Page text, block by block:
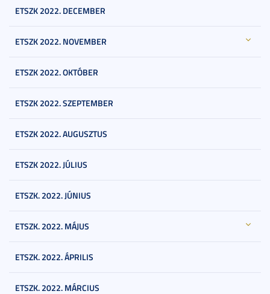
ETSZK 2022. DECEMBER
ETSZK 2022. NOVEMBER
ETSZK 2022. OKTÓBER
ETSZK 2022. SZEPTEMBER
ETSZK 2022. AUGUSZTUS
ETSZK 2022. JÚLIUS
ETSZK. 2022. JÚNIUS
ETSZK. 2022. MÁJUS
ETSZK. 2022. ÁPRILIS
ETSZK. 2022. MÁRCIUS